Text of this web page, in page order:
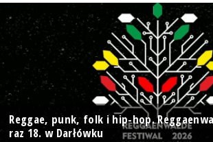
Reggae, punk, folk i hip-hop.
raz 18. w Darłówku